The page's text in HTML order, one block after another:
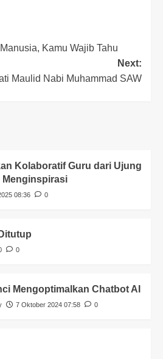
Kamu Wajib Tahu
Next:
Maulid Nabi Muhammad SAW
Kolaboratif Guru dari Ujung
Menginspirasi
08:36
0
0
Mengoptimalkan Chatbot AI
7 Oktober 2024 07:58 0